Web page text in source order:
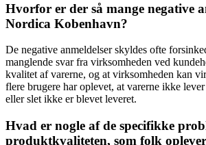
Hvorfor er der så mange negative
Nordica Kobenhavn?
De negative anmeldelser skyldes ofte
manglende svar fra virksomheden ved
kvalitet af varerne, og at virksomheden kan
flere brugere har oplevet, at varerne ikke
eller slet ikke er blevet leveret.
Hvad er nogle af de specifikke
produktkvaliteten, som folk